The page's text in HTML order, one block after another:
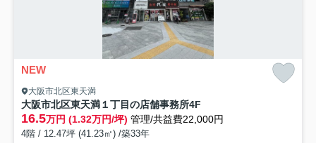
NEW
大阪市北区東天満
大阪市北区東天満１丁目の店舗事務所4F
16.5万円 (1.32万円/坪) 管理/共益費22,000円
4階 / 12.47坪 (41.23㎡) /築33年